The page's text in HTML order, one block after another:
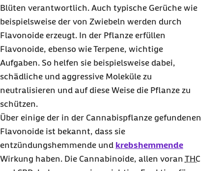
Blüten verantwortlich. Auch typische Gerüche wie
beispielsweise der von Zwiebeln werden durch
Flavonoide erzeugt. In der Pflanze erfüllen
Flavonoide, ebenso wie Terpene, wichtige
Aufgaben. So helfen sie beispielsweise dabei,
schädliche und aggressive Moleküle zu
neutralisieren und auf diese Weise die Pflanze zu
schützen.
Über einige der in der Cannabispflanze gefundenen
Flavonoide ist bekannt, dass sie
entzündungshemmende und krebshemmende
Wirkung haben. Die Cannabinoide, allen voran THC